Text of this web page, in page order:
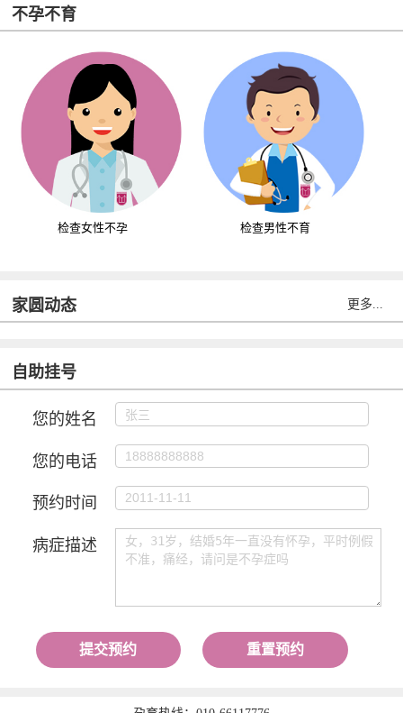
不孕不育
检查女性不孕 检查男性不育
家圆动态 更多...
自助挂号
您的姓名
您的电话
预约时间
病症描述
提交预约 重置预约